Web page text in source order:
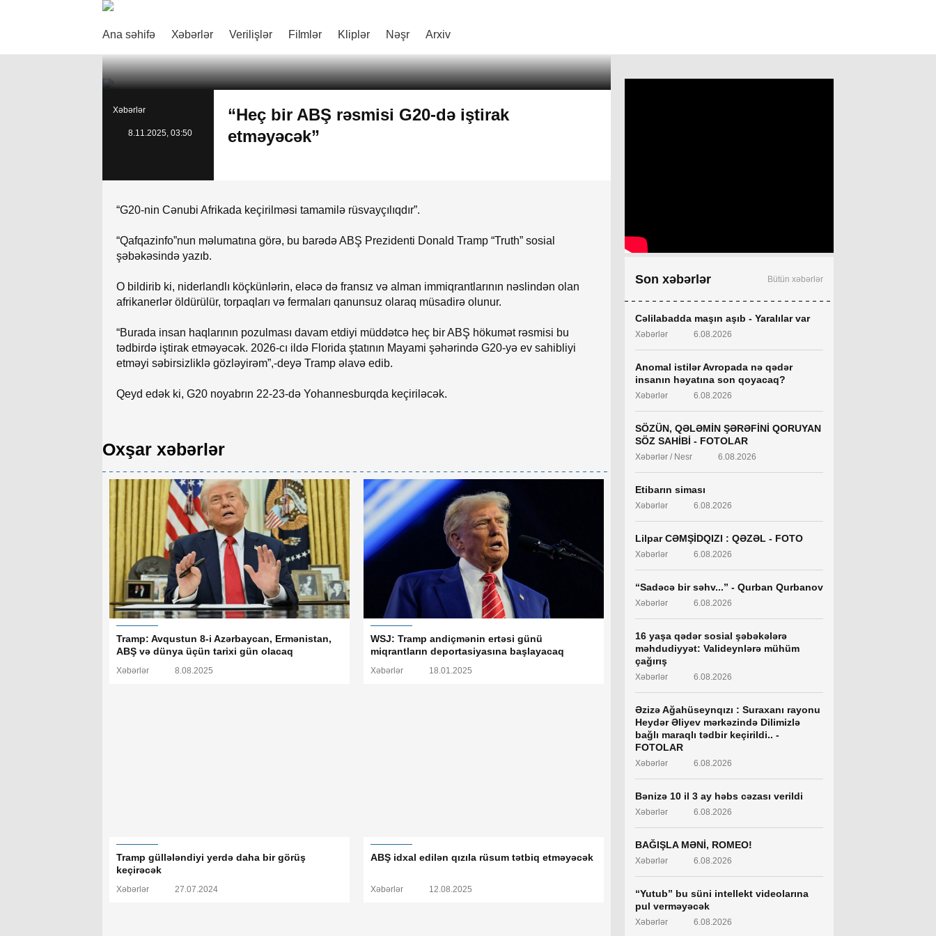
Ana səhifə Xəbərlər Verilişlər Filmlər Kliplər Nəşr Arxiv
Xəbərlər
8.11.2025, 03:50
“Heç bir ABŞ rəsmisi G20-də iştirak
etməyəcək”
“G20-nin Cənubi Afrikada keçirilməsi tamamilə rüsvayçılıqdır”.
“Qafqazinfo”nun məlumatına görə, bu barədə ABŞ Prezidenti Donald Tramp “Truth” sosial
şəbəkəsində yazıb.
O bildirib ki, niderlandlı köçkünlərin, eləcə də fransız və alman immiqrantlarının nəslindən olan
afrikanerlər öldürülür, torpaqları və fermaları qanunsuz olaraq müsadirə olunur.
“Burada insan haqlarının pozulması davam etdiyi müddətcə heç bir ABŞ hökumət rəsmisi bu
tədbirdə iştirak etməyəcək. 2026-cı ildə Florida ştatının Mayami şəhərində G20-yə ev sahibliyi
etməyi səbirsizliklə gözləyirəm”,-deyə Tramp əlavə edib.
Qeyd edək ki, G20 noyabrın 22-23-də Yohannesburqda keçiriləcək.
Oxşar xəbərlər
Tramp: Avqustun 8-i Azərbaycan, Ermənistan,
ABŞ və dünya üçün tarixi gün olacaq
Xəbərlər 8.08.2025
WSJ: Tramp andiçmənin ertəsi günü
miqrantların deportasiyasına başlayacaq
Xəbərlər 18.01.2025
Tramp güllələndiyi yerdə daha bir görüş
keçirəcək
Xəbərlər 27.07.2024
ABŞ idxal edilən qızıla rüsum tətbiq etməyəcək
Xəbərlər 12.08.2025
Son xəbərlər Bütün xəbərlər
Cəlilabadda maşın aşıb - Yaralılar var
Xəbərlər 6.08.2026
Anomal istilər Avropada nə qədər
insanın həyatına son qoyacaq?
Xəbərlər 6.08.2026
SÖZÜN, QƏLƏMİN ŞƏRƏFİNİ QORUYAN
SÖZ SAHİBİ - FOTOLAR
Xəbərlər / Nesr 6.08.2026
Etibarın siması
Xəbərlər 6.08.2026
Lilpar CƏMŞİDQIZI : QƏZƏL - FOTO
Xəbərlər 6.08.2026
“Sadəcə bir səhv...” - Qurban Qurbanov
Xəbərlər 6.08.2026
16 yaşa qədər sosial şəbəkələrə
məhdudiyyət: Valideynlərə mühüm
çağırış
Xəbərlər 6.08.2026
Əzizə Ağahüseynqızı : Suraxanı rayonu
Heydər Əliyev mərkəzində Dilimizlə
bağlı maraqlı tədbir keçirildi.. -
FOTOLAR
Xəbərlər 6.08.2026
Bənizə 10 il 3 ay həbs cəzası verildi
Xəbərlər 6.08.2026
BAĞIŞLA MƏNİ, ROMEO!
Xəbərlər 6.08.2026
“Yutub” bu süni intellekt videolarına
pul verməyəcək
Xəbərlər 6.08.2026